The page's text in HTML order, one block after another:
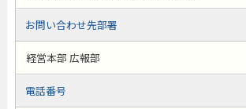
お問い合わせ先部署
経営本部 広報部
電話番号